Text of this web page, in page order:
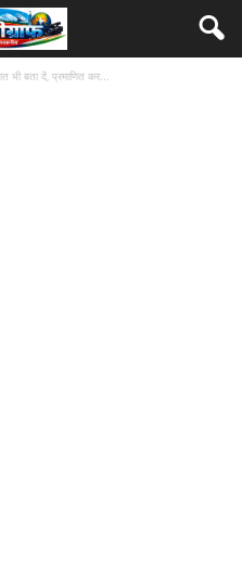
भी बता दें, प्रमाणित कर...